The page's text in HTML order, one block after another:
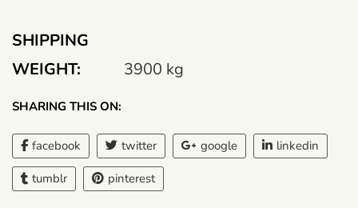
SHIPPING
WEIGHT:
3900 kg
SHARING THIS ON:
facebook twitter google linkedin
tumblr pinterest